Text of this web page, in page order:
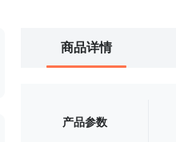
商品详情
产品参数